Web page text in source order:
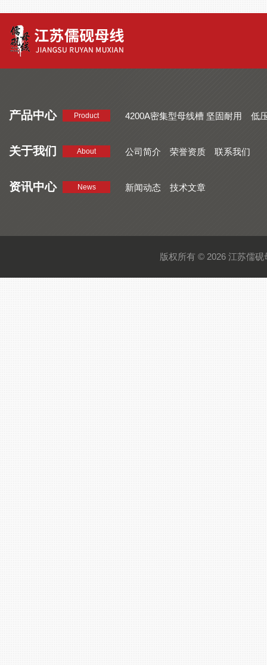
产品中心 Product 4200A密集型母线槽 坚固耐用
低
关于我们 About 公司简介 荣誉资质 联系我们
资讯中心 News 新闻动态 技术文章
版权所有 © 2026 江苏儒